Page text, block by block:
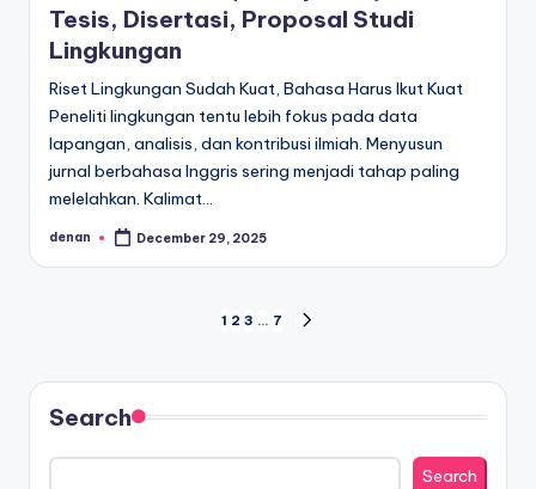
Tesis, Disertasi, Proposal Studi
Lingkungan
Riset Lingkungan Sudah Kuat, Bahasa Harus Ikut Kuat
Peneliti lingkungan tentu lebih fokus pada data
lapangan, analisis, dan kontribusi ilmiah. Menyusun
jurnal berbahasa Inggris sering menjadi tahap paling
melelahkan. Kalimat…
Posted
denan December 29, 2025
pagination
1 2 3 … 7
Search
Search